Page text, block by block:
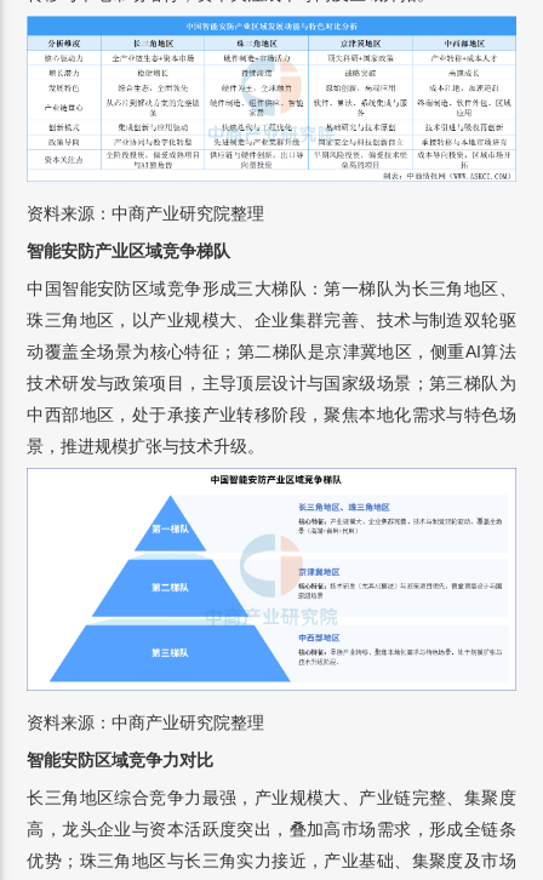
资料来源：中商产业研究院整理
智能安防产业区域竞争梯队
中国智能安防区域竞争形成三大梯队：第一梯队为长三角地区、
珠三角地区，以产业规模大、企业集群完善、技术与制造双轮驱
动覆盖全场景为核心特征；第二梯队是京津冀地区，侧重AI算法
技术研发与政策项目，主导顶层设计与国家级场景；第三梯队为
中西部地区，处于承接产业转移阶段，聚焦本地化需求与特色场
景，推进规模扩张与技术升级。
资料来源：中商产业研究院整理
智能安防区域竞争力对比
长三角地区综合竞争力最强，产业规模大、产业链完整、集聚度
高，龙头企业与资本活跃度突出，叠加高市场需求，形成全链条
优势；珠三角地区与长三角实力接近，产业基础、集聚度及市场